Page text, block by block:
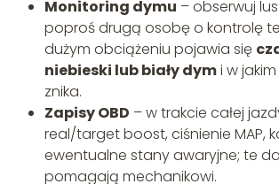
Monitoring dymu – obserwuj
poproś drugą osobę o kontrolę
dużym obciążeniu pojawia się
niebieski lub biały dymi w
znika.
Zapisy OBD – w trakcie całej
real/target boost, ciśnienie MAP,
ewentualne stany awaryjne; te
pomagają mechanikowi.